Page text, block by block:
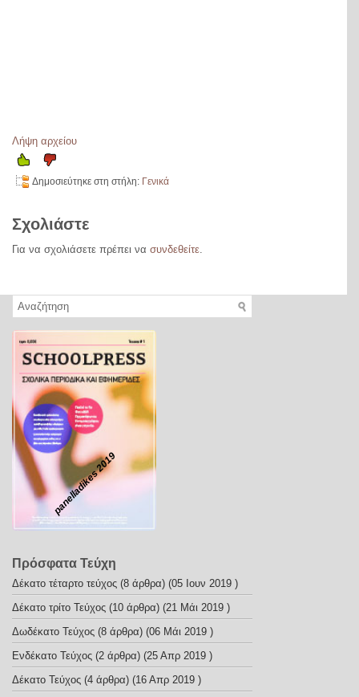
Λήψη αρχείου
Δημοσιεύτηκε στη στήλη: Γενικά
Σχολιάστε
Για να σχολιάσετε πρέπει να συνδεθείτε.
panelladikes 2019
Πρόσφατα Τεύχη
Δέκατο τέταρτο τεύχος (8 άρθρα) (05 Ιουν 2019 )
Δέκατο τρίτο Τεύχος (10 άρθρα) (21 Μάι 2019 )
Δωδέκατο Τεύχος (8 άρθρα) (06 Μάι 2019 )
Ενδέκατο Τεύχος (2 άρθρα) (25 Απρ 2019 )
Δέκατο Τεύχος (4 άρθρα) (16 Απρ 2019 )